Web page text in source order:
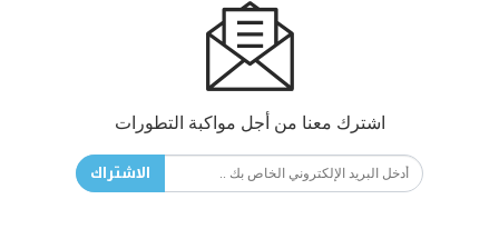
اشترك معنا من أجل مواكبة التطورات
الاشتراك